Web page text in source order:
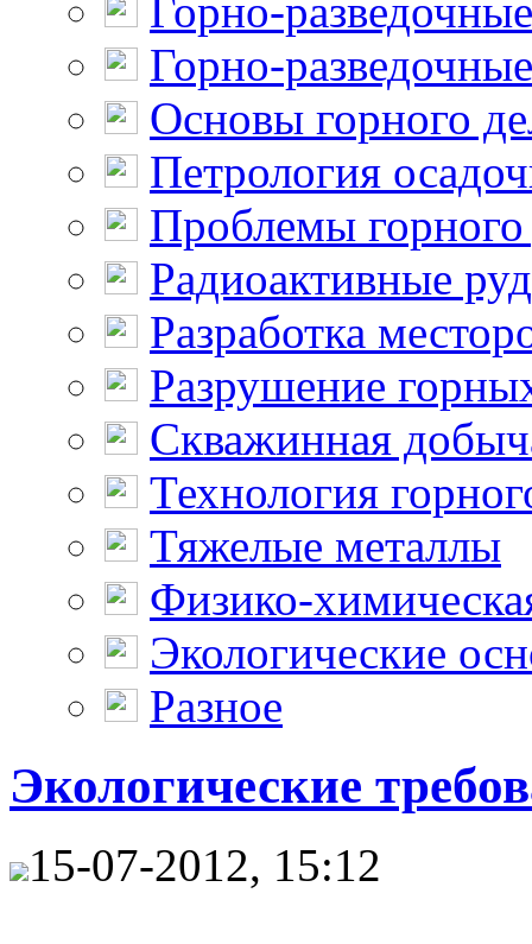
Горно-
Горно-
Основы горного
Петрология
Проблемы горного
Радиоактивные
Разработка
Разрушение
Скважинная
Технология
Тяжелые металлы
Физико-
Экологические
Разное
Экологические
15-07-2012, 15:12